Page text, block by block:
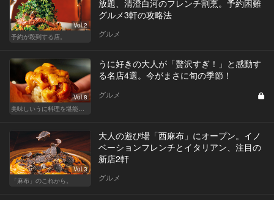
Vol.2
予約が殺到する店。
放題、清澄白河のフレンチ割烹。予約困難
グルメ3軒の攻略法
グルメ
Vol.8
うに好きの大人が「贅沢すぎ！」と感動す
る名店4選。今がまさに旬の季節！
グルメ
Vol.3
「麻布」のこれから。
大人の遊び場「西麻布」にオープン。イノ
ベーションフレンチとイタリアン、注目の
新店2軒
グルメ